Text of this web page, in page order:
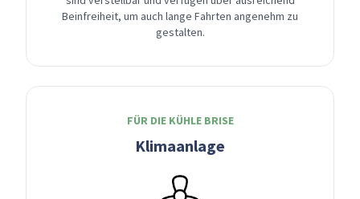
Beinfreiheit, um auch lange Fahrten angenehm zu
gestalten.
FÜR DIE KÜHLE BRISE
Klimaanlage